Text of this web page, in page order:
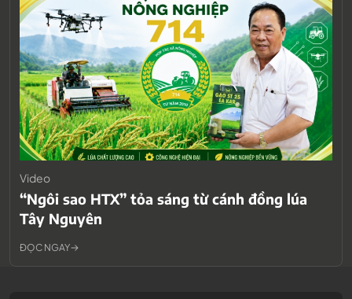
Video
“Ngôi sao HTX” tỏa sáng từ cánh đồng lúa
Tây Nguyên
ĐỌC NGAY